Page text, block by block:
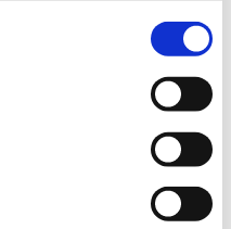
maghrébine, africaine